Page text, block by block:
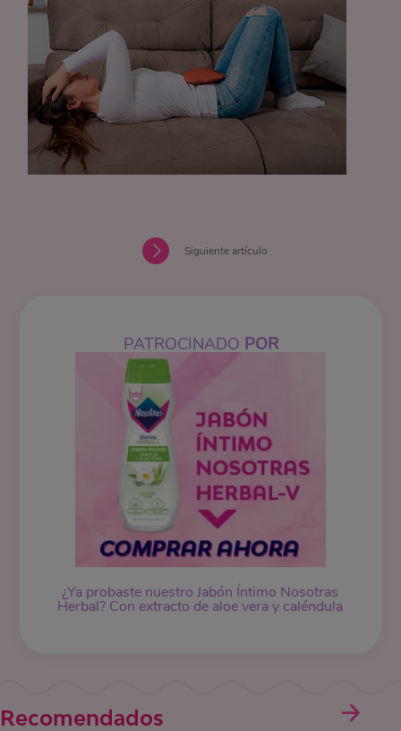
Siguiente artículo
PATROCINADO POR
¿Ya probaste nuestroJabón Íntimo Nosotras
Herbal? Con extracto de aloe vera y caléndula
Recomendados